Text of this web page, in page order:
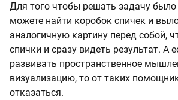
Для того чтобы решать задачу
можете найти коробок спичек и
аналогичную картину перед собой,
спички и сразу видеть результат. А
развивать пространственное
визуализацию, то от таких
отказаться.